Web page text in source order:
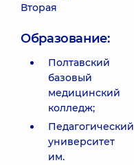
Вторая
Образование:
Полтавский
базовый
медицинский
колледж;
Педагогический
университет
им.